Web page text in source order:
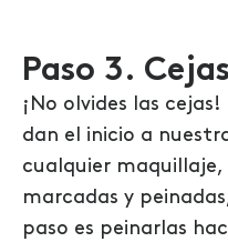
Paso 3. Cejas
¡No olvides las
dan el inicio a
cualquier maquillaje,
marcadas y
paso es peinarlas